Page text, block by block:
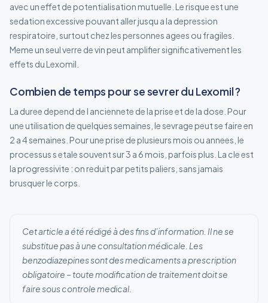
avec un effet de potentialisation mutuelle. Le risque est une
sedation excessive pouvant aller jusqu a la depression
respiratoire, surtout chez les personnes agees ou fragiles.
Meme un seul verre de vin peut amplifier significativement les
effets du Lexomil.
Combien de temps pour se sevrer du Lexomil ?
La duree depend de l anciennete de la prise et de la dose. Pour
une utilisation de quelques semaines, le sevrage peut se faire en
2 a 4 semaines. Pour une prise de plusieurs mois ou annees, le
processus s etale souvent sur 3 a 6 mois, parfois plus. La cle est
la progressivite : on reduit par petits paliers, sans jamais
brusquer le corps.
Cet article a été rédigé à des fins d’information. Il ne se
substitue pas à une consultation médicale. Les
benzodiazepines sont des medicaments a prescription
obligatoire – toute modification de traitement doit se
faire sous controle medical.